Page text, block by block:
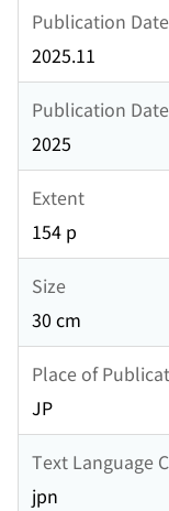
Publication Date
2025.11
Publication Date
2025
Extent
154 p
Size
30 cm
Place of
JP
Text Language
jpn